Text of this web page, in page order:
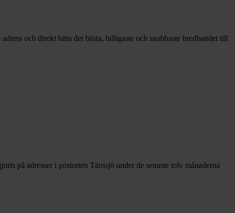
och direkt hitta det bästa, billigaste och snabbaste bredbandet till
på adresser i postorten Tärnsjö under de senaste tolv månaderna